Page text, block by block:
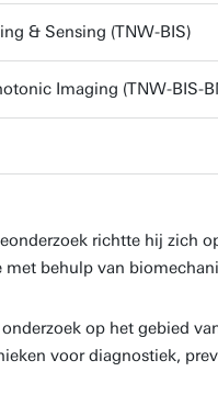
& Sensing (TNW-BIS)
Imaging (TNW-BIS-
richtte hij zich
behulp van
op het gebied
voor diagnostiek,